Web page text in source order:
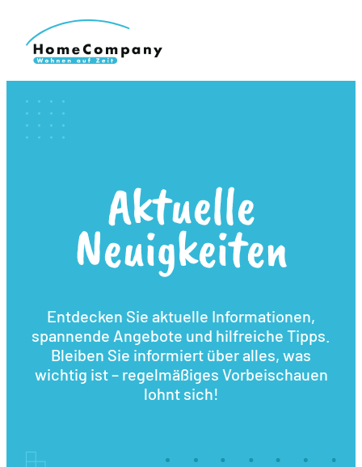
Aktuelle
Neuigkeiten
Entdecken Sie aktuelle Informationen,
spannende Angebote und hilfreiche Tipps.
Bleiben Sie informiert über alles, was
wichtig ist – regelmäßiges Vorbeischauen
lohnt sich!